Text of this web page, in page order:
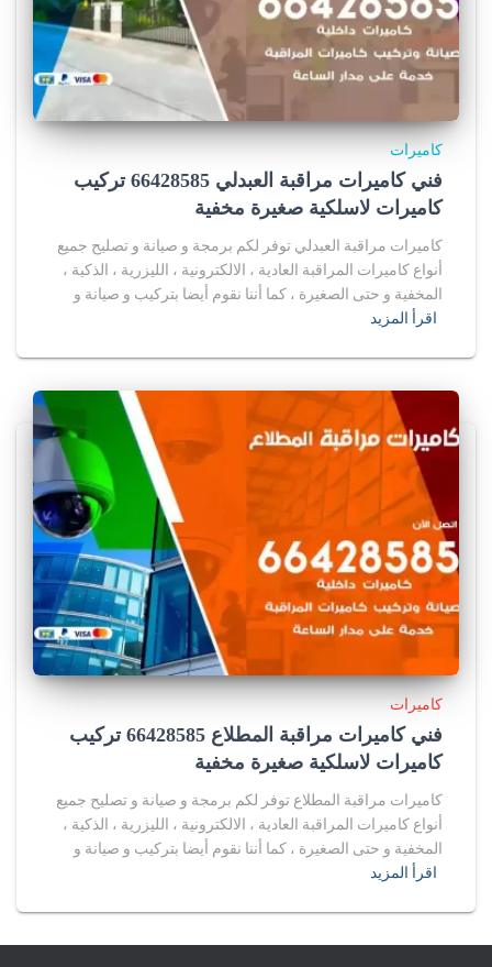
كاميرات
فني كاميرات مراقبة العبدلي 66428585 تركيب
كاميرات لاسلكية صغيرة مخفية
كاميرات مراقبة العبدلي توفر لكم برمجة و صيانة و تصليح جميع
أنواع كاميرات المراقبة العادية ، الالكترونية ، الليزرية ، الذكية ،
المخفية و حتى الصغيرة ، كما أننا نقوم أيضا بتركيب و صيانة و
اقرأ المزيد
كاميرات
فني كاميرات مراقبة المطلاع 66428585 تركيب
كاميرات لاسلكية صغيرة مخفية
كاميرات مراقبة المطلاع توفر لكم برمجة و صيانة و تصليح جميع
أنواع كاميرات المراقبة العادية ، الالكترونية ، الليزرية ، الذكية ،
المخفية و حتى الصغيرة ، كما أننا نقوم أيضا بتركيب و صيانة و
اقرأ المزيد